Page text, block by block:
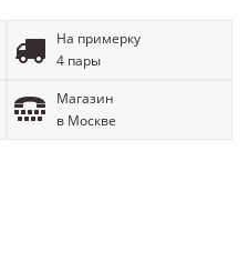
На примерку
4 пары
Магазин
в Москве